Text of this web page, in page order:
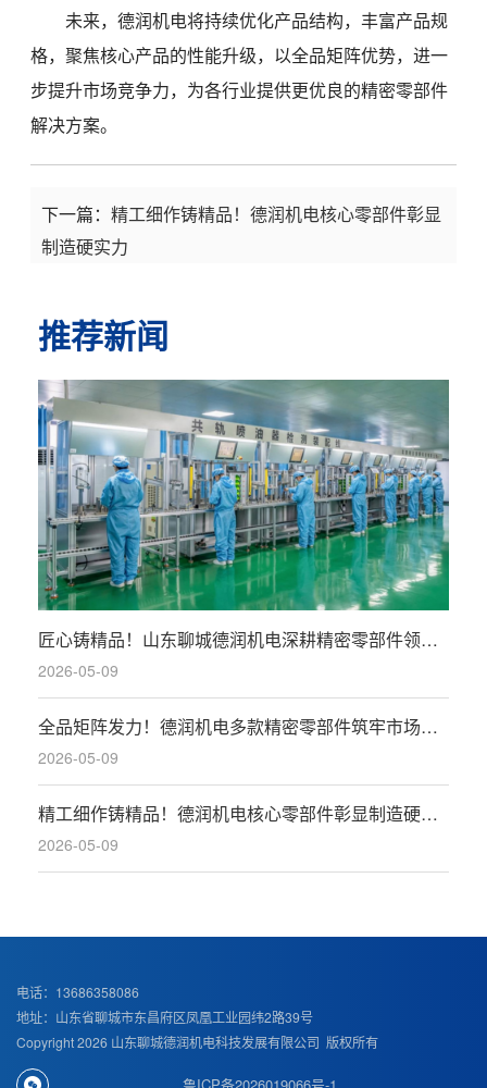
未来，德润机电将持续优化产品结构，丰富产品规
格，聚焦核心产品的性能升级，以全品矩阵优势，进一
步提升市场竞争力，为各行业提供更优良的精密零部件
解决方案。
下一篇： 精工细作铸精品！德润机电核心零部件彰显
制造硬实力
推荐新闻
匠心铸精品！山东聊城德润机电深耕精密零部件领域，引领行业高质量发展
2026-05-09
全品矩阵发力！德润机电多款精密零部件筑牢市场竞争力
2026-05-09
精工细作铸精品！德润机电核心零部件彰显制造硬实力
2026-05-09
电话：13686358086
地址：山东省聊城市东昌府区凤凰工业园纬2路39号
Copyright 2026 山东聊城德润机电科技发展有限公司 版权所有